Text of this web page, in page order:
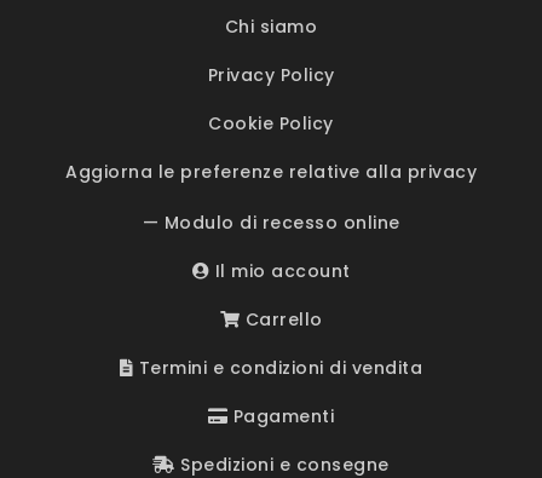
Chi siamo
Privacy Policy
Cookie Policy
Aggiorna le preferenze relative alla privacy
— Modulo di recesso online
Il mio account
Carrello
Termini e condizioni di vendita
Pagamenti
Spedizioni e consegne